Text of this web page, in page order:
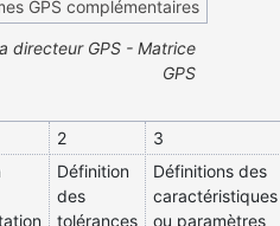
directeur GPS - Matrice
GPS
GPS complémentaires
2
3
Définition
des
tolérances
Définitions des
caractéristiques
ou paramètres